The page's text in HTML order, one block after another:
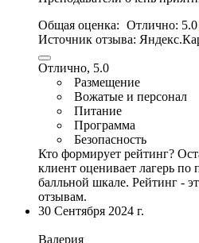
Общая оценка: Отлично: 5.0
Источник отзыва:
Отлично, 5.0
Размещение
Вожатые и персонал
Питание
Программа
Безопасность
Кто формирует рейтинг?
клиент оценивает лагерь по
балльной шкале. Рейтинг -
отзывам.
30 Сентября 2024 г.
Валерия